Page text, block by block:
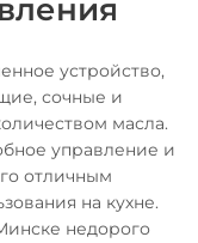
устройство,
сочные и
масла.
управление и
отличным
на кухне.
недорого